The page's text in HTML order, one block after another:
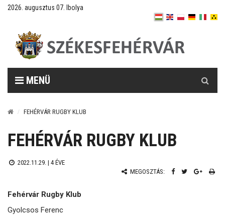
2026. augusztus 07. Ibolya
MENÜ
FEHÉRVÁR RUGBY KLUB
FEHÉRVÁR RUGBY KLUB
2022.11.29. | 4 ÉVE
MEGOSZTÁS:
Fehérvár Rugby Klub
Gyolcsos Ferenc